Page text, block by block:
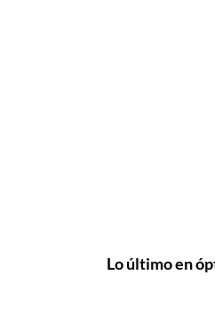
Lo último en